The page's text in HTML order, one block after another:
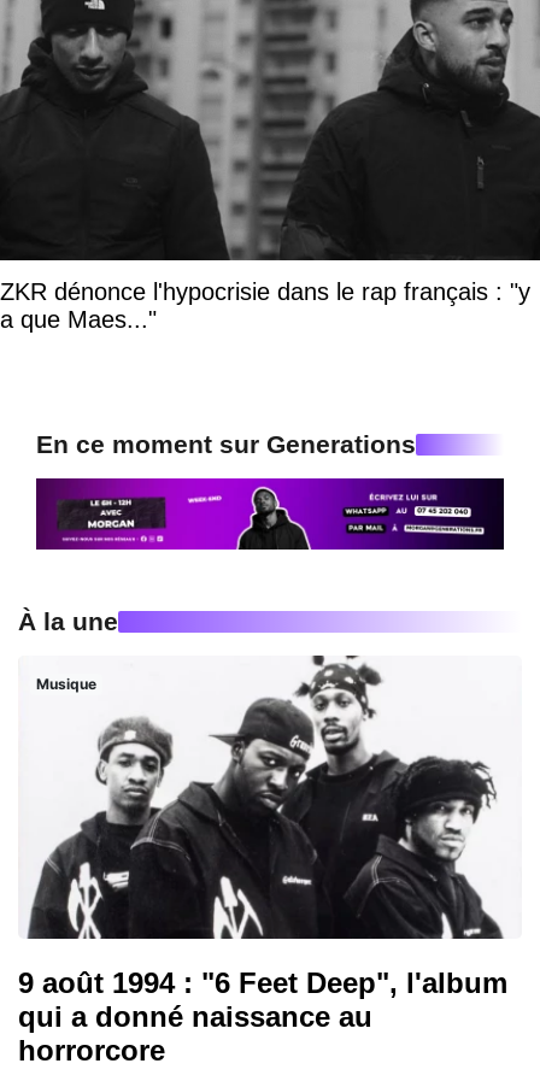
ZKR dénonce l'hypocrisie dans le rap français : "y
a que Maes..."
En ce moment sur Generations
À la une
Musique
9 août 1994 : "6 Feet Deep", l'album
qui a donné naissance au
horrorcore